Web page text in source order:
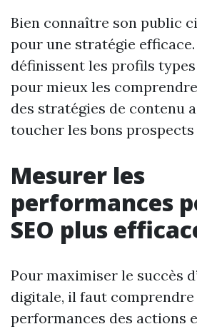
Bien connaître son public
pour une stratégie
définissent les profils
pour mieux les
des stratégies de contenu
toucher les bons
Mesurer les
performances
SEO plus
Pour maximiser le succès
digitale, il faut comprendre
performances des actions